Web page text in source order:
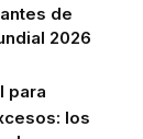
de
2026
para
los